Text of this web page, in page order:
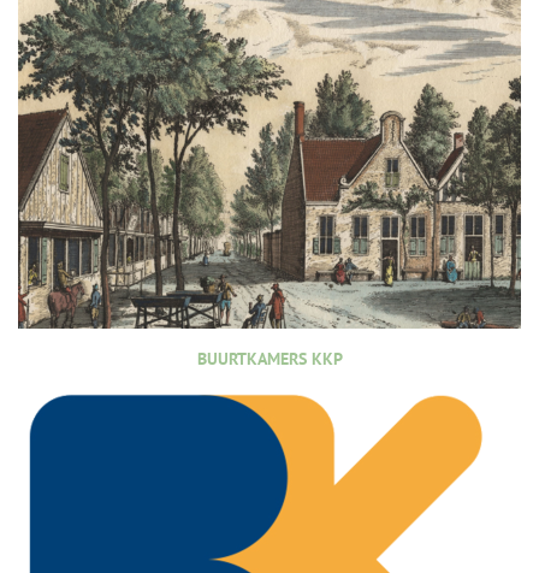
BUURTKAMERS KKP